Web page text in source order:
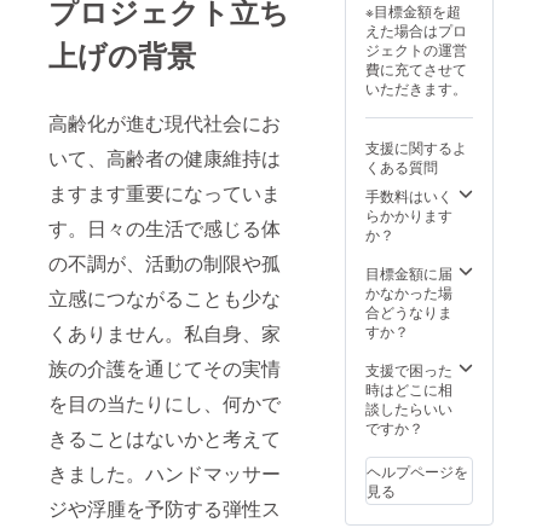
プロジェクト立ち
上げの背景
高齢化が進む現代社会にお
いて、高齢者の健康維持は
ますます重要になっていま
す。日々の生活で感じる体
の不調が、活動の制限や孤
立感につながることも少な
くありません。私自身、家
族の介護を通じてその実情
を目の当たりにし、何かで
きることはないかと考えて
きました。ハンドマッサー
ジや浮腫を予防する弾性ス
※目標金額を超
えた場合はプロ
ジェクトの運営
費に充てさせて
いただきます。
支援に関するよ
くある質問
手数料はいく
らかかります
か？
目標金額に届
かなかった場
合どうなりま
すか？
支援で困った
時はどこに相
談したらいい
ですか？
ヘルプページを
見る